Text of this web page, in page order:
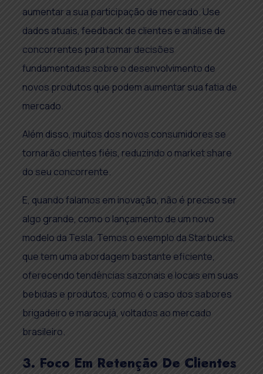
aumentar a sua participação de mercado. Use
dados atuais, feedback de clientes e análise de
concorrentes para tomar decisões
fundamentadas sobre o desenvolvimento de
novos produtos que podem aumentar sua fatia de
mercado.
Além disso, muitos dos novos consumidores se
tornarão clientes fiéis, reduzindo o market share
do seu concorrente.
E, quando falamos em inovação, não é preciso ser
algo grande, como o lançamento de um novo
modelo da Tesla. Temos o exemplo da Starbucks,
que tem uma abordagem bastante eficiente,
oferecendo tendências sazonais e locais em suas
bebidas e produtos, como é o caso dos sabores
brigadeiro e maracujá, voltados ao mercado
brasileiro.
3. Foco Em Retenção De Clientes